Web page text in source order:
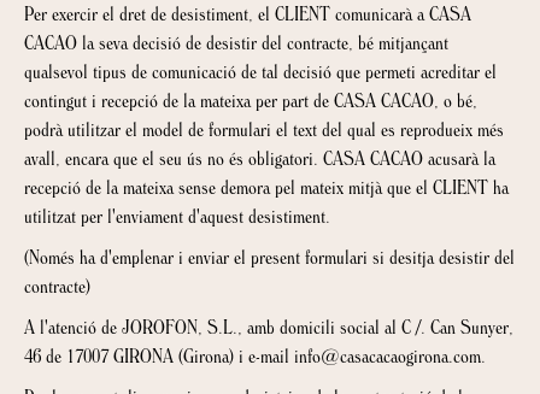
Per exercir el dret de desistiment, el CLIENT comunicarà a CASA
CACAO la seva decisió de desistir del contracte, bé mitjançant
qualsevol tipus de comunicació de tal decisió que permeti acreditar el
contingut i recepció de la mateixa per part de CASA CACAO, o bé,
podrà utilitzar el model de formulari el text del qual es reprodueix més
avall, encara que el seu ús no és obligatori. CASA CACAO acusarà la
recepció de la mateixa sense demora pel mateix mitjà que el CLIENT ha
utilitzat per l'enviament d'aquest desistiment.
(Només ha d'emplenar i enviar el present formulari si desitja desistir del
contracte)
A l'atenció de JOROFON, S.L., amb domicili social al C /. Can Sunyer,
46 de 17007 GIRONA (Girona) i e-mail info@casacacaogirona.com.